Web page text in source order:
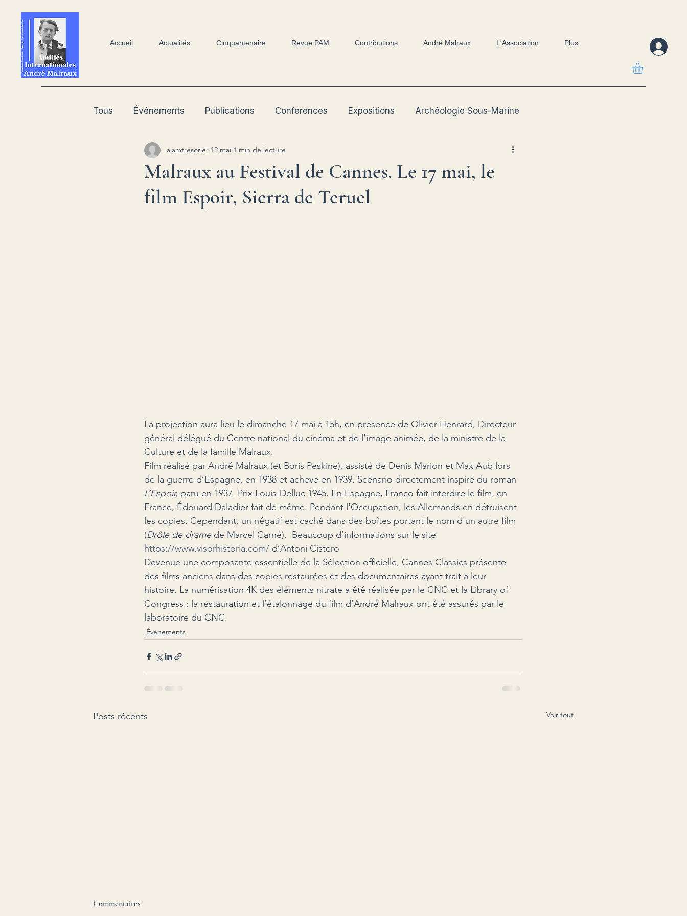
Accueil Actualités Cinquantenaire Revue PAM Contributions André Malraux L'Association Plus
Tous Événements Publications Conférences Expositions Archéologie Sous-Marine
Patrimoine
Malraux au Festival de Cannes. Le 17 mai, le
film Espoir, Sierra de Teruel
aiamtresorier 12 mai 1 min de lecture
La projection aura lieu le dimanche 17 mai à 15h, en présence de Olivier Henrard, Directeur
général délégué du Centre national du cinéma et de l’image animée, de la ministre de la
Culture et de la famille Malraux.
Film réalisé par André Malraux (et Boris Peskine), assisté de Denis Marion et Max Aub lors
de la guerre d’Espagne, en 1938 et achevé en 1939. Scénario directement inspiré du roman
L’Espoir, paru en 1937. Prix Louis-Delluc 1945. En Espagne, Franco fait interdire le film, en
France, Édouard Daladier fait de même. Pendant l'Occupation, les Allemands en détruisent
les copies. Cependant, un négatif est caché dans des boîtes portant le nom d'un autre film
(Drôle de drame de Marcel Carné).  Beaucoup d’informations sur le site
https://www.visorhistoria.com/ d’Antoni Cistero
Devenue une composante essentielle de la Sélection officielle, Cannes Classics présente
des films anciens dans des copies restaurées et des documentaires ayant trait à leur
histoire. La numérisation 4K des éléments nitrate a été réalisée par le CNC et la Library of
Congress ; la restauration et l’étalonnage du film d’André Malraux ont été assurés par le
laboratoire du CNC.
Événements
Posts récents Voir tout
Théâtre - Malraux Gen.Z -
Commentaires